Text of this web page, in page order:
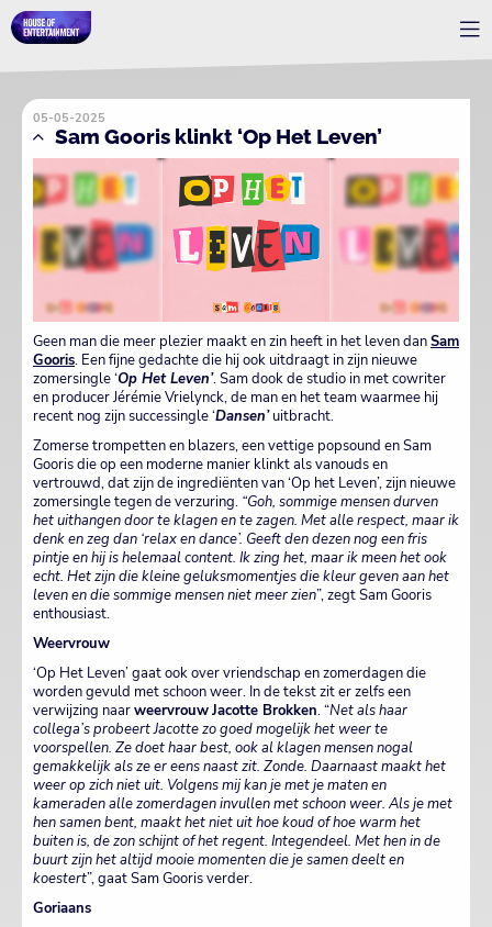
05-05-2025
Sam Gooris klinkt ‘Op Het Leven’
Geen man die meer plezier maakt en zin heeft in het leven danSam
Gooris. Een fijne gedachte die hij ook uitdraagt in zijn nieuwe
zomersingle ‘Op Het Leven’. Sam dook de studio in met cowriter
en producer Jérémie Vrielynck, de man en het team waarmee hij
recent nog zijn successingle ‘Dansen’uitbracht.
Zomerse trompetten en blazers, een vettige popsound en Sam
Gooris die op een moderne manier klinkt als vanouds en
vertrouwd, dat zijn de ingrediënten van ‘Op het Leven’, zijn nieuwe
zomersingle tegen de verzuring. “Goh, sommige mensen durven
het uithangen door te klagen en te zagen. Met alle respect, maar ik
denk en zeg dan ‘relax en dance’. Geeft den dezen nog een fris
pintje en hij is helemaal content. Ik zing het, maar ik meen het ook
echt. Het zijn die kleine geluksmomentjes die kleur geven aan het
leven en die sommige mensen niet meer zien”, zegt Sam Gooris
enthousiast.
Weervrouw
‘Op Het Leven’ gaat ook over vriendschap en zomerdagen die
worden gevuld met schoon weer. In de tekst zit er zelfs een
verwijzing naarweervrouwJacotte Brokken. “Net als haar
collega’s probeert Jacotte zo goed mogelijk het weer te
voorspellen. Ze doet haar best, ook al klagen mensen nogal
gemakkelijk als ze er eens naast zit. Zonde. Daarnaast maakt het
weer op zich niet uit. Volgens mij kan je met je maten en
kameraden alle zomerdagen invullen met schoon weer. Als je met
hen samen bent, maakt het niet uit hoe koud of hoe warm het
buiten is, de zon schijnt of het regent. Integendeel. Met hen in de
buurt zijn het altijd mooie momenten die je samen deelt en
koestert”, gaat Sam Gooris verder.
Goriaans